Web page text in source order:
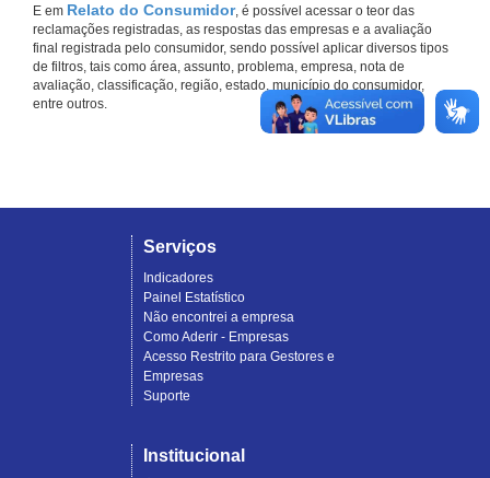
E em Relato do Consumidor, é possível acessar o teor das
reclamações registradas, as respostas das empresas e a avaliação
final registrada pelo consumidor, sendo possível aplicar diversos tipos
de filtros, tais como área, assunto, problema, empresa, nota de
avaliação, classificação, região, estado, município do consumidor,
entre outros.
Serviços
Indicadores
Painel Estatístico
Não encontrei a empresa
Como Aderir - Empresas
Acesso Restrito para Gestores e
Empresas
Suporte
Institucional